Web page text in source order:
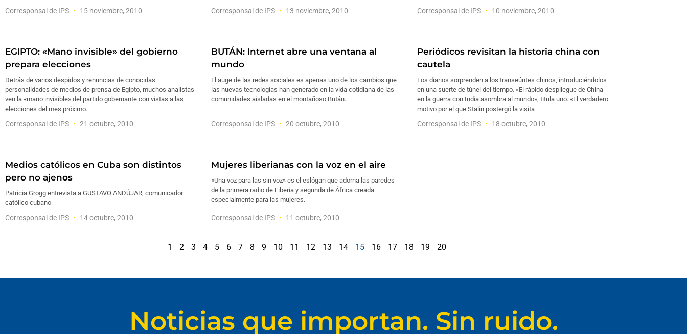
Corresponsal de IPS 15 noviembre, 2010 Corresponsal de IPS 13 noviembre, 2010 Corresponsal de IPS 10 noviembre, 2010
EGIPTO: «Mano invisible» del gobierno
prepara elecciones
Detrás de varios despidos y renuncias de conocidas
personalidades de medios de prensa de Egipto, muchos analistas
ven la «mano invisible» del partido gobernante con vistas a las
elecciones del mes próximo.
Corresponsal de IPS 21 octubre, 2010
BUTÁN: Internet abre una ventana al
mundo
El auge de las redes sociales es apenas uno de los cambios que
las nuevas tecnologías han generado en la vida cotidiana de las
comunidades aisladas en el montañoso Bután.
Corresponsal de IPS 20 octubre, 2010
Periódicos revisitan la historia china con
cautela
Los diarios sorprenden a los transeúntes chinos, introduciéndolos
en una suerte de túnel del tiempo. «El rápido despliegue de China
en la guerra con India asombra al mundo», titula uno. «El verdadero
motivo por el que Stalin postergó la visita
Corresponsal de IPS 18 octubre, 2010
Medios católicos en Cuba son distintos
pero no ajenos
Patricia Grogg entrevista a GUSTAVO ANDÚJAR, comunicador
católico cubano
Corresponsal de IPS 14 octubre, 2010
Mujeres liberianas con la voz en el aire
«Una voz para las sin voz» es el eslógan que adorna las paredes
de la primera radio de Liberia y segunda de África creada
especialmente para las mujeres.
Corresponsal de IPS 11 octubre, 2010
1 2 3 4 5 6 7 8 9 10 11 12 13 14 15 16 17 18 19 20
Noticias que importan. Sin ruido.